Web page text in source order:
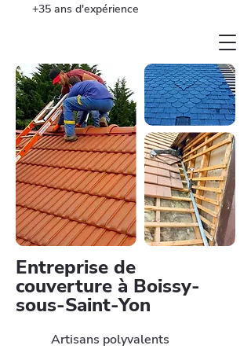
+35 ans d'expérience
Entreprise de
couverture à Boissy-
sous-Saint-Yon
Artisans polyvalents